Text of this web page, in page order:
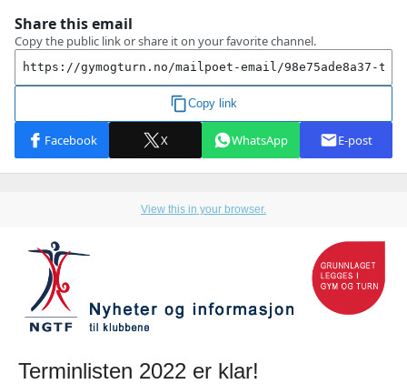
View this in your browser.
Terminlisten 2022 er klar!